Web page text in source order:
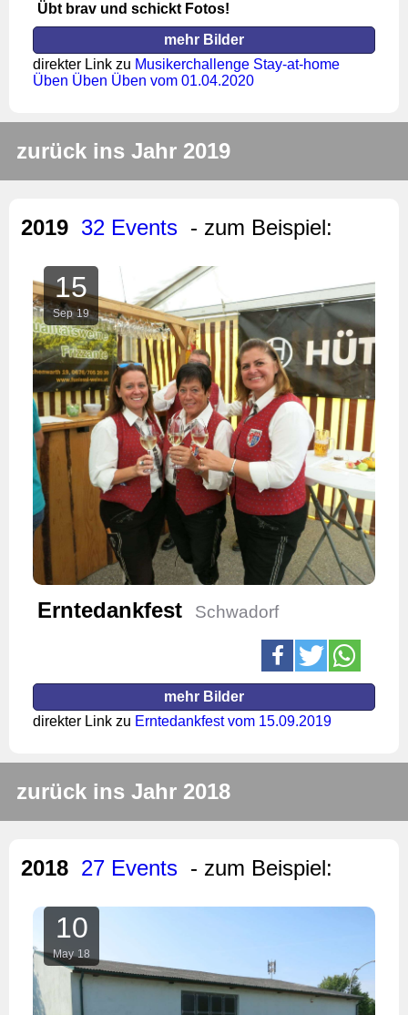
Übt brav und schickt Fotos!
mehr Bilder
direkter Link zu Musikerchallenge Stay-at-home
Üben Üben Üben vom 01.04.2020
zurück ins Jahr 2019
2019 32 Events - zum Beispiel:
15
Sep 19
Erntedankfest Schwadorf
mehr Bilder
direkter Link zu Erntedankfest vom 15.09.2019
zurück ins Jahr 2018
2018 27 Events - zum Beispiel:
10
May 18